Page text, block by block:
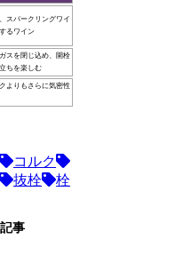
スパークリングワイ
るワイン
スを閉じ込め、開栓
ちを楽しむ
よりもさらに気密性
コルク
抜栓 栓
事